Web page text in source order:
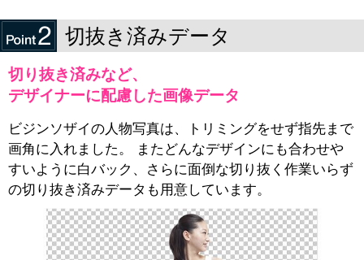
切抜き済みデータ
切り抜き済みなど、
デザイナーに配慮した画像データ
ビジンソザイの人物写真は、トリミングをせず指先まで
画角に入れました。 またどんなデザインにも合わせや
すいように白バック、さらに面倒な切り抜く作業いらず
の切り抜き済みデータも用意しています。